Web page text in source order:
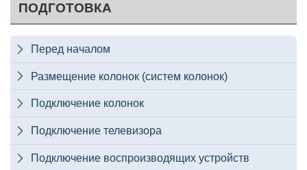
ПОДГОТОВКА
 Перед началом
 Размещение колонок (систем колонок)
 Подключение колонок
 Подключение телевизора
 Подключение воспроизводящих устройств